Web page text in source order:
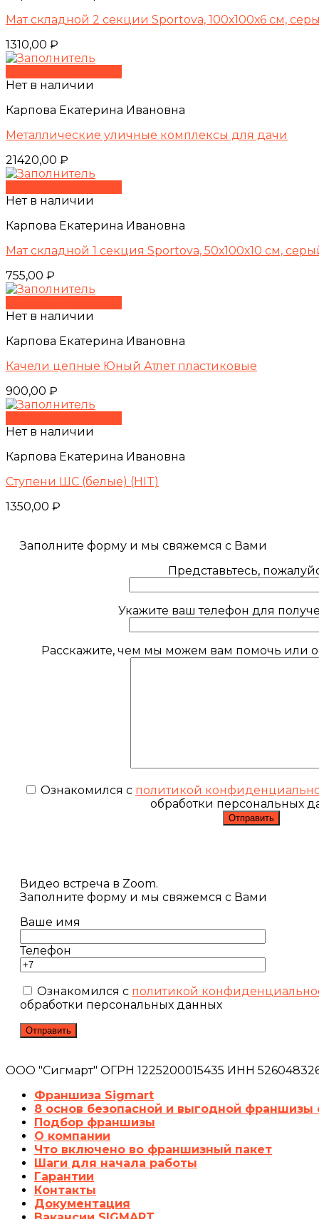
Мат складной 2 секции Sportova, 100х100х6 см,
1310,00 ₽
Нет в наличии
Карпова Екатерина Ивановна
Металлические уличные комплексы для дачи
21420,00 ₽
Нет в наличии
Карпова Екатерина Ивановна
Мат складной 1 секция Sportova, 50х100х10 см,
755,00 ₽
Нет в наличии
Карпова Екатерина Ивановна
Качели цепные Юный Атлет пластиковые
900,00 ₽
Нет в наличии
Карпова Екатерина Ивановна
Ступени ШС (белые) (HIT)
1350,00 ₽
Заполните форму и мы свяжемся с Вами
Представьтесь,
Укажите ваш телефон для
Расскажите, чем мы можем вам помочь или
Ознакомился с политикой
обработки персональных
Видео встреча в Zoom.
Заполните форму и мы свяжемся с Вами
Ваше имя
Телефон
Ознакомился с политикой
обработки персональных данных
ООО "Сигмарт" ОГРН 1225200015435 ИНН
Франшиза Sigmart
8 основ безопасной и выгодной франшизы
Подбор франшизы
О компании
Что включено во франшизный пакет
Шаги для начала работы
Гарантии
Контакты
Документация